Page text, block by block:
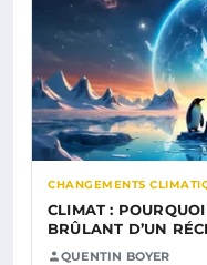
CHANGEMENTS
CLIMAT :
BRÛLANT D’UN
QUENTIN BOYER